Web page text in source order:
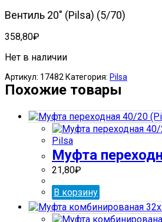
Вентиль 20″ (Pilsa) (5/70)
358,80₽
Нет в наличии
Артикул: 17482 Категория: Pilsa
Похожие товары
Pilsa
Муфта
21,80₽
В корзину